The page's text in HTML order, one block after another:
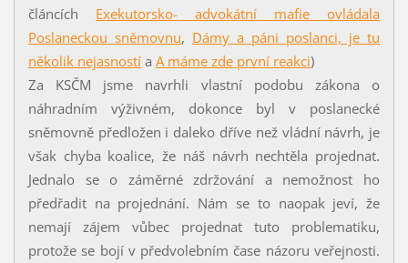
článcích Exekutorsko- advokátní mafie ovládala
Poslaneckou sněmovnu, Dámy a páni poslanci, je tu
několik nejasnostía A máme zde první reakci)
Za KSČM jsme navrhli vlastní podobu zákona o
náhradním výživném, dokonce byl v poslanecké
sněmovně předložen i daleko dříve než vládní návrh, je
však chyba koalice, že náš návrh nechtěla projednat.
Jednalo se o záměrné zdržování a nemožnost ho
předřadit na projednání. Nám se to naopak jeví, že
nemají zájem vůbec projednat tuto problematiku,
protože se bojí v předvolebním čase názoru veřejnosti.